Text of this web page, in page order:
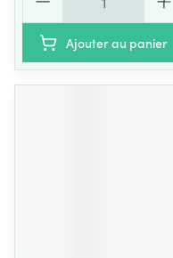
Ajouter au panier